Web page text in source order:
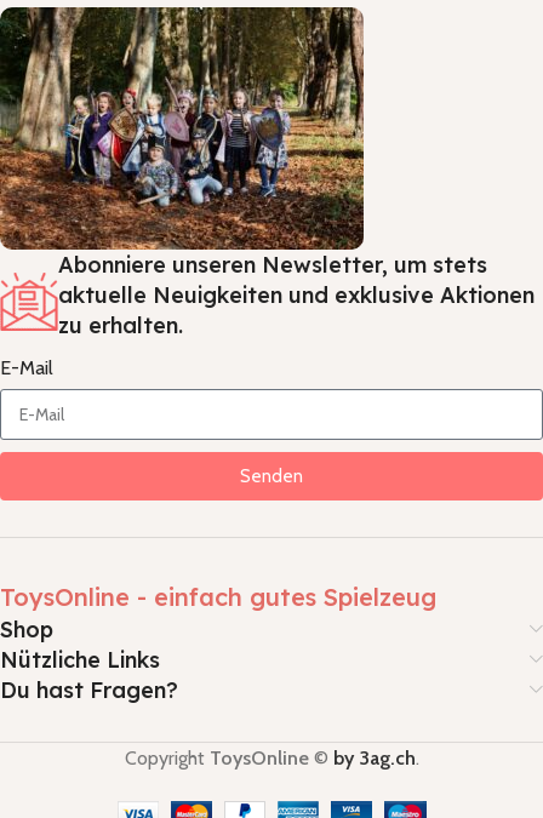
Abonniere unseren Newsletter, um stets
aktuelle Neuigkeiten und exklusive Aktionen
zu erhalten.
E-Mail
Senden
ToysOnline - einfach gutes Spielzeug
Shop
Nützliche Links
Du hast Fragen?
Copyright ToysOnline© by 3ag.ch.